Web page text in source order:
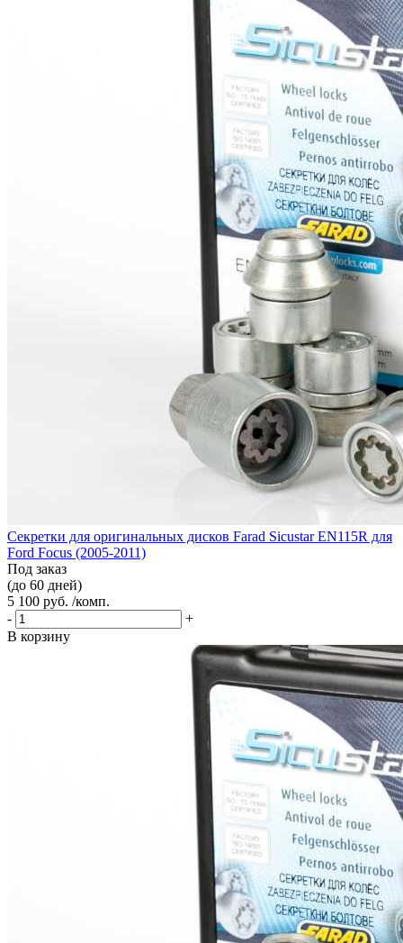
Секретки для оригинальных дисков Farad Sicustar EN115R для
Ford Focus (2005-2011)
Под заказ
(до 60 дней)
5 100 руб. /комп.
-
+
В корзину